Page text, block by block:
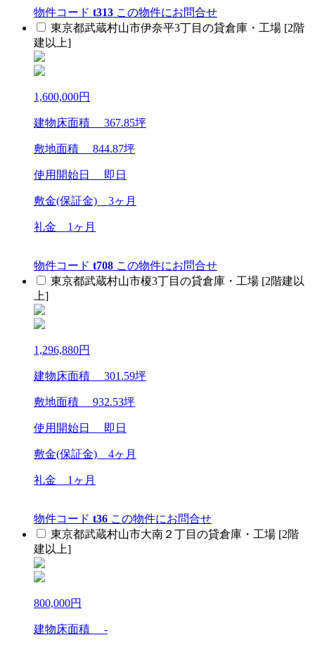
物件コード t313 この物件にお問合せ
東京都武蔵村山市伊奈平3丁目の貸倉庫・工場 [2階
建以上]
1,600,000円
建物床面積 367.85坪
敷地面積 844.87坪
使用開始日 即日
敷金(保証金) 3ヶ月
礼金 1ヶ月
物件コード t708 この物件にお問合せ
東京都武蔵村山市榎3丁目の貸倉庫・工場 [2階建以
上]
1,296,880円
建物床面積 301.59坪
敷地面積 932.53坪
使用開始日 即日
敷金(保証金) 4ヶ月
礼金 1ヶ月
物件コード t36 この物件にお問合せ
東京都武蔵村山市大南２丁目の貸倉庫・工場 [2階
建以上]
800,000円
建物床面積 -